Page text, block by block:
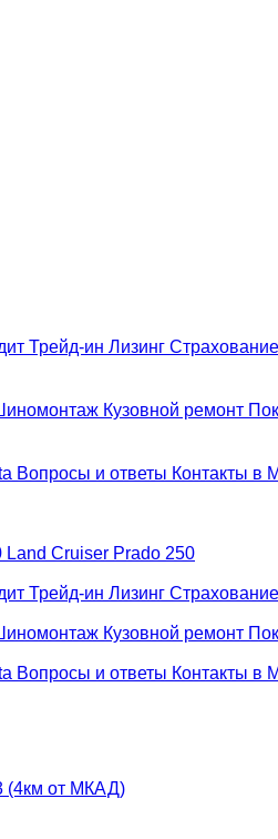
Трейд-ин Лизинг Страхование
Кузовной ремонт
Вопросы и ответы Контакты в
Land Cruiser Prado 250
Трейд-ин Лизинг Страхование
Кузовной ремонт
Вопросы и ответы Контакты в
(4км от МКАД)